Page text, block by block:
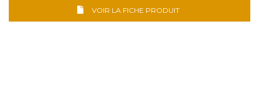
VOIR LA FICHE PRODUIT